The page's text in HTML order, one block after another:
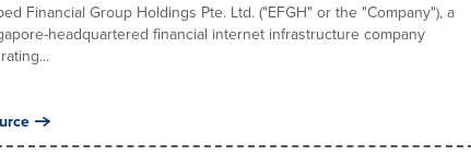
Financial Group Holdings Pte. Ltd. ("EFGH" or the "Company"), a
headquartered financial internet infrastructure company